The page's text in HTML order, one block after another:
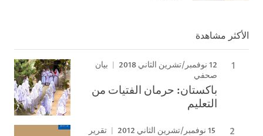
الأكثر مشاهدة
12 نوفمبر/تشرين الثاني 2018
بيان
صحفي
باكستان: حرمان الفتيات من
التعليم
15 نوفمبر/تشرين الثاني 2012 تقرير